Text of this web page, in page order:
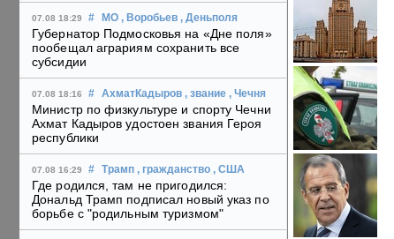
07.08 18:29 # МО , Воробьев , Деньполя
Губернатор Подмосковья на «Дне поля»
пообещал аграриям сохранить все
субсидии
07.08 18:16 # АхматКадыров , звание , Чечня
Министр по физкультуре и спорту Чечни
Ахмат Кадыров удостоен звания Героя
республики
07.08 16:29 # Трамп , гражданство , США
Где родился, там не пригодился:
Дональд Трамп подписал новый указ по
борьбе с "родильным туризмом"